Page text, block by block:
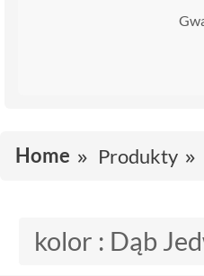
Home Produkty
kolor : Dąb